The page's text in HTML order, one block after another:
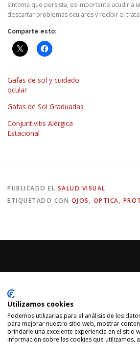
síntoma que persista, es importante acudir a
descartar problemas oculares y recibir el
Comparte esto:
Gafas de sol y cuidado
ocular
Gafas de Sol Graduadas
Conjuntivitis Alérgica
Estacional
PUBLICADO EL SALUD VISUAL
ETIQUETADO CON OJOS , OPTICA,
Utilizamos cookies
Podemos utilizarlas para el análisis de los
para mejorar nuestro sitio web, mostrar
brindarle una excelente experiencia en el sitio
información sobre las cookies que utilizamos,